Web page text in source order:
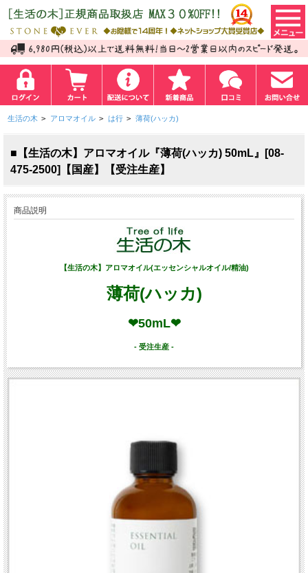
生活の木 > アロマオイル > は行 > 薄荷(ハッカ)
■【生活の木】アロマオイル『薄荷(ハッカ) 50mL』[08-
475-2500]【国産】【受注生産】
商品説明
【生活の木】アロマオイル(エッセンシャルオイル/精油)
薄荷(ハッカ)
❤50mL❤
- 受注生産 -